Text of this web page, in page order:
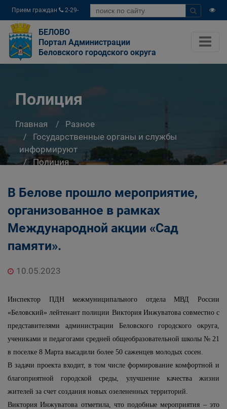
Прием граждан
2-29-
04
БЕЛОВО
Портал Администрации
Беловского городского округа
Полиция
Главная
Разное
Государственные органы и службы
информируют
Полиция
В Белове прошло мероприятие,
организованное в рамках
Международной акции «Сад
памяти».
10.05.2023
Инспектор ПДН межмуниципального отдела МВД России
«Беловский» лейтенант полиции Виктория Инжуватова совместно с
представителями администрации Беловского городского округа,
учениками и педагогами средней общеобразовательной школы № 21
в поселке 8 Марта высадили более 50 саженцев молодых сосен.
В задачи проекта входит, в том числе формирование комфортной и
благоприятной городской среды, улучшение качества жизни
жителей за счет создания новых озелененных территорий.
Виктория Инжуватова отметила, что подобные мероприятия – это